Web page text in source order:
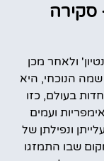
סקירה
ולאחר מכן
הנוכחי, היא
בעולם, כזו
ועמים
ונפילתן של
שבו התמזגו